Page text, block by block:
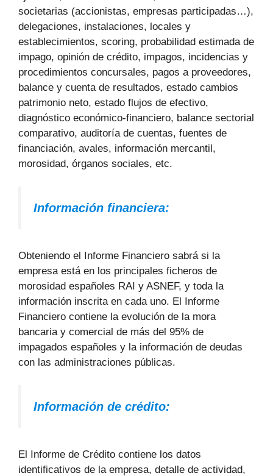
societarias (accionistas, empresas participadas…),
delegaciones, instalaciones, locales y
establecimientos, scoring, probabilidad estimada de
impago, opinión de crédito, impagos, incidencias y
procedimientos concursales, pagos a proveedores,
balance y cuenta de resultados, estado cambios
patrimonio neto, estado flujos de efectivo,
diagnóstico económico-financiero, balance sectorial
comparativo, auditoría de cuentas, fuentes de
financiación, avales, información mercantil,
morosidad, órganos sociales, etc.
Información financiera:
Obteniendo el Informe Financiero sabrá si la
empresa está en los principales ficheros de
morosidad españoles RAI y ASNEF, y toda la
información inscrita en cada uno. El Informe
Financiero contiene la evolución de la mora
bancaria y comercial de más del 95% de
impagados españoles y la información de deudas
con las administraciones públicas.
Información de crédito:
El Informe de Crédito contiene los datos
identificativos de la empresa, detalle de actividad,